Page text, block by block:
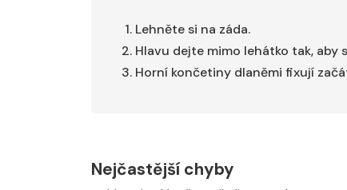
Lehněte si na záda.
Hlavu dejte mimo lehátko tak,
Horní končetiny dlaněmi fixují
Nejčastější chyby